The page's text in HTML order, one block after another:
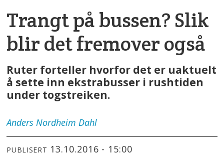
Trangt på bussen? Slik
blir det fremover også
Ruter forteller hvorfor det er uaktuelt
å sette inn ekstrabusser i rushtiden
under togstreiken.
Anders Nordheim Dahl
PUBLISERT 13.10.2016 - 15:00